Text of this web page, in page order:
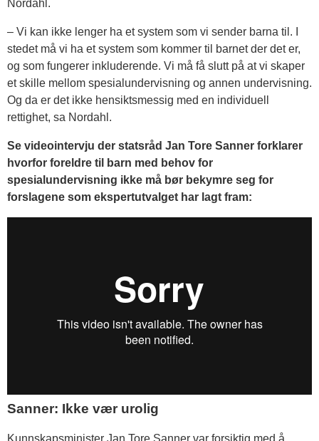
Nordahl.
– Vi kan ikke lenger ha et system som vi sender barna til. I
stedet må vi ha et system som kommer til barnet der det er,
og som fungerer inkluderende. Vi må få slutt på at vi skaper
et skille mellom spesialundervisning og annen undervisning.
Og da er det ikke hensiktsmessig med en individuell
rettighet, sa Nordahl.
Se videointervju der statsråd Jan Tore Sanner forklarer
hvorfor foreldre til barn med behov for
spesialundervisning ikke må bør bekymre seg for
forslagene som ekspertutvalget har lagt fram:
Sanner: Ikke vær urolig
Kunnskapsminister Jan Tore Sanner var forsiktig med å